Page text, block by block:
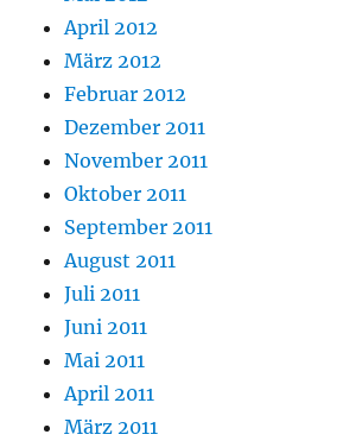
April 2012
März 2012
Februar 2012
Dezember 2011
November 2011
Oktober 2011
September 2011
August 2011
Juli 2011
Juni 2011
Mai 2011
April 2011
März 2011